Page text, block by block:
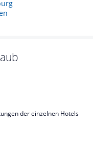
der einzelnen Hotels